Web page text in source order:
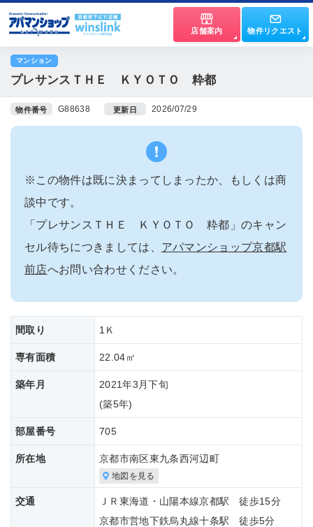
店舗案内 物件リクエスト
マンション
プレサンスＴＨＥ ＫＹＯＴＯ 粋都
物件番号 G88638 更新日 2026/07/29
※この物件は既に決まってしまったか、もしくは商
談中です。
「プレサンスＴＨＥ ＫＹＯＴＯ 粋都」のキャン
セル待ちにつきましては、 アパマンショップ京都駅
前店へお問い合わせください。
間取り 1Ｋ
専有面積 22.04㎡
築年月
2021年3月下旬
(築5年)
部屋番号 705
所在地 京都市南区東九条西河辺町
地図を見る
交通
ＪＲ東海道・山陽本線京都駅 徒歩15分
京都市営地下鉄烏丸線十条駅 徒歩5分